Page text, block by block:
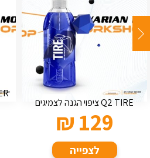
Q2 TIRE ציפוי הגנה לצמיגים
129
₪
לצפייה